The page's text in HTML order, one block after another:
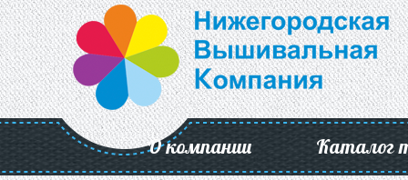
О компании Каталог